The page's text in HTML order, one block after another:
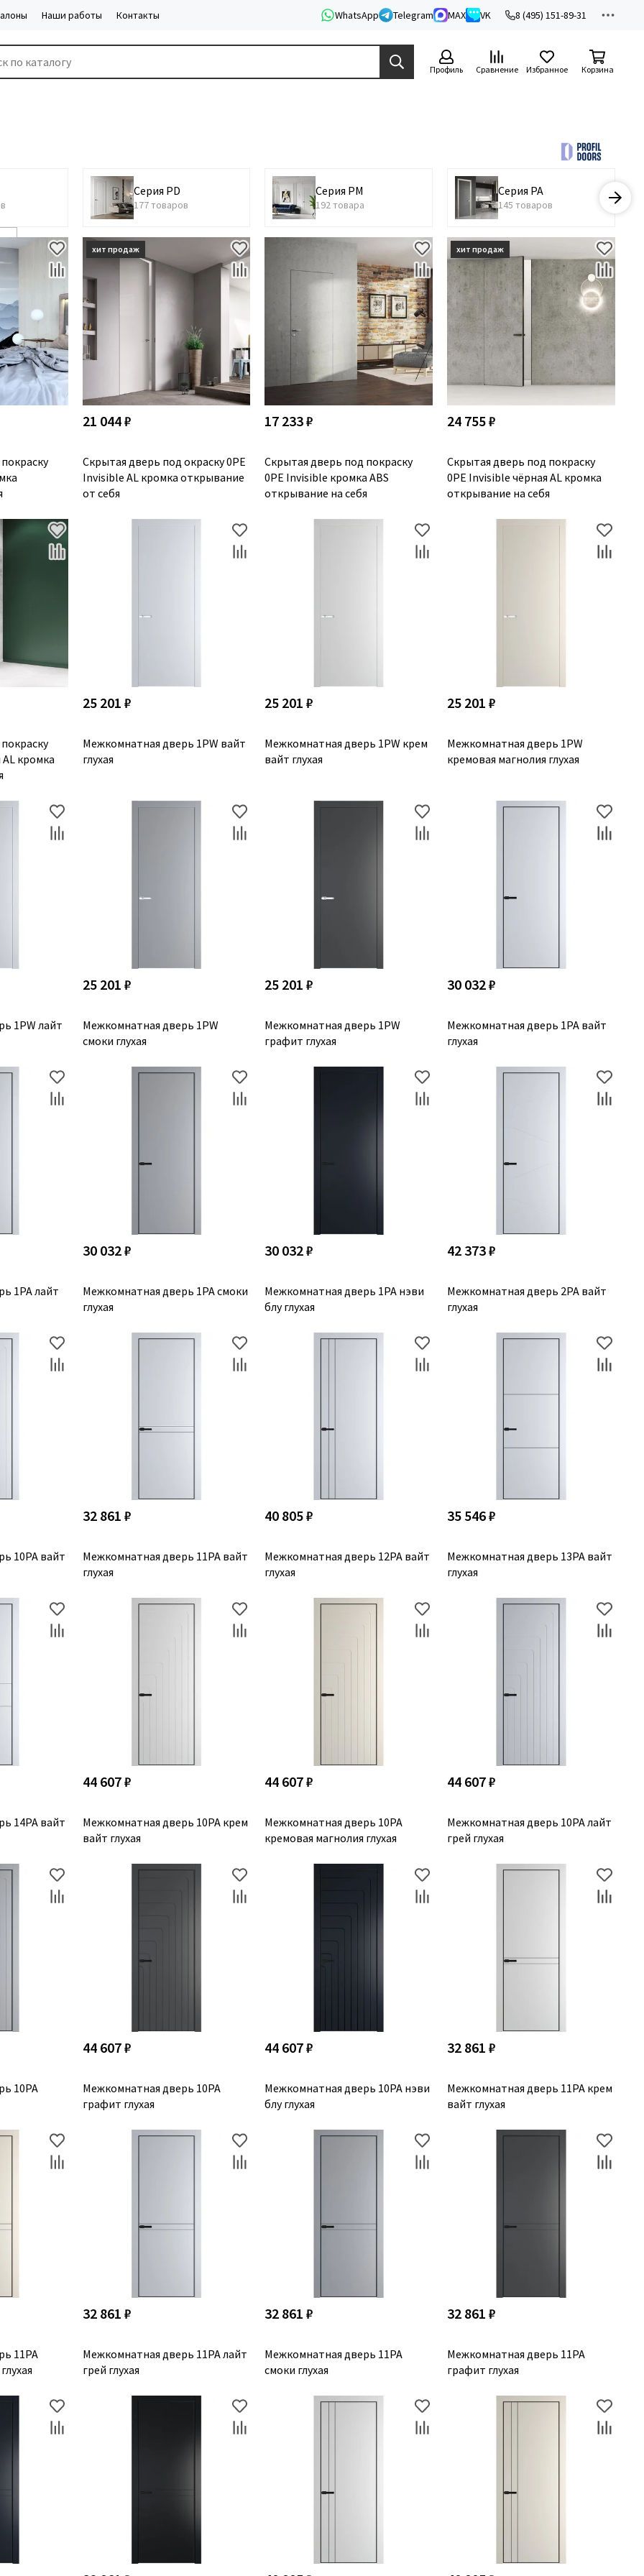
Наши работы Контакты WhatsApp Telegram MAX VK 8 (495) 151-89-31
Профиль Сравнение Избранное Корзина
Серия PD
177 товаров
Серия PM
192 товара
Серия PA
145 товаров
21 044 ₽
Скрытая дверь под окраску 0PE
Invisible AL кромка открывание
от себя
17 233 ₽
Скрытая дверь под покраску
0PE Invisible кромка ABS
открывание на себя
24 755 ₽
Скрытая дверь под покраску
0PE Invisible чёрная AL кромка
открывание на себя
кромка
25 201 ₽
Межкомнатная дверь 1PW вайт
глухая
25 201 ₽
Межкомнатная дверь 1PW крем
вайт глухая
25 201 ₽
Межкомнатная дверь 1PW
кремовая магнолия глухая
1PW лайт
25 201 ₽
Межкомнатная дверь 1PW
смоки глухая
25 201 ₽
Межкомнатная дверь 1PW
графит глухая
30 032 ₽
Межкомнатная дверь 1PA вайт
глухая
1PA лайт
30 032 ₽
Межкомнатная дверь 1PA смоки
глухая
30 032 ₽
Межкомнатная дверь 1PA нэви
блу глухая
42 373 ₽
Межкомнатная дверь 2PA вайт
глухая
10PA вайт
32 861 ₽
Межкомнатная дверь 11PA вайт
глухая
40 805 ₽
Межкомнатная дверь 12PA вайт
глухая
35 546 ₽
Межкомнатная дверь 13PA вайт
глухая
14PA вайт
44 607 ₽
Межкомнатная дверь 10PA крем
вайт глухая
44 607 ₽
Межкомнатная дверь 10PA
кремовая магнолия глухая
44 607 ₽
Межкомнатная дверь 10PA лайт
грей глухая
10PA
44 607 ₽
Межкомнатная дверь 10PA
графит глухая
44 607 ₽
Межкомнатная дверь 10PA нэви
блу глухая
32 861 ₽
Межкомнатная дверь 11PA крем
вайт глухая
11PA
32 861 ₽
Межкомнатная дверь 11PA лайт
грей глухая
32 861 ₽
Межкомнатная дверь 11PA
смоки глухая
32 861 ₽
Межкомнатная дверь 11PA
графит глухая